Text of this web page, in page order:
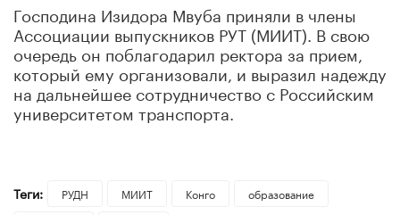
Господина Изидора Мвуба приняли в члены
Ассоциации выпускников РУТ (МИИТ). В свою
очередь он поблагодарил ректора за прием,
который ему организовали, и выразил надежду
на дальнейшее сотрудничество с Российским
университетом транспорта.
Теги: РУДН МИИТ Конго
образование